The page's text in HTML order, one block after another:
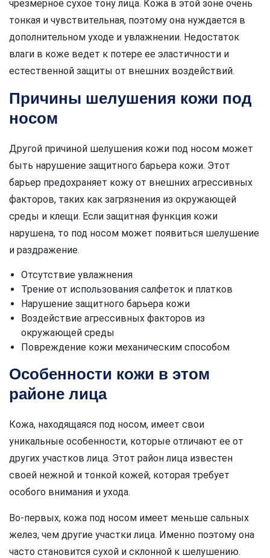
чрезмерное сухое тону лица. Кожа в этой зоне очень
тонкая и чувствительная, поэтому она нуждается в
дополнительном уходе и увлажнении. Недостаток
влаги в коже ведет к потере ее эластичности и
естественной защиты от внешних воздействий.
Причины шелушения кожи под
носом
Другой причиной шелушения кожи под носом может
быть нарушение защитного барьера кожи. Этот
барьер предохраняет кожу от внешних агрессивных
факторов, таких как загрязнения из окружающей
среды и клещи. Если защитная функция кожи
нарушена, то под носом может появиться шелушение
и раздражение.
Отсутствие увлажнения
Трение от использования салфеток и платков
Нарушение защитного барьера кожи
Воздействие агрессивных факторов из
окружающей среды
Повреждение кожи механическим способом
Особенности кожи в этом
районе лица
Кожа, находящаяся под носом, имеет свои
уникальные особенности, которые отличают ее от
других участков лица. Этот район лица известен
своей нежной и тонкой кожей, которая требует
особого внимания и ухода.
Во-первых, кожа под носом имеет меньше сальных
желез, чем другие участки лица. Именно поэтому она
часто становится сухой и склонной к шелушению.